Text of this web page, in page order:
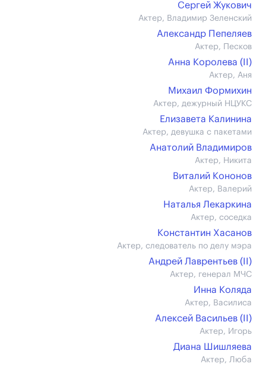
Сергей Жукович
Актер, Владимир Зеленский
Александр Пепеляев
Актер, Песков
Анна Королева (II)
Актер, Аня
Михаил Формихин
Актер, дежурный НЦУКС
Елизавета Калинина
Актер, девушка с пакетами
Анатолий Владимиров
Актер, Никита
Виталий Кононов
Актер, Валерий
Наталья Лекаркина
Актер, соседка
Константин Хасанов
Актер, следователь по делу мэра
Андрей Лаврентьев (II)
Актер, генерал МЧС
Инна Коляда
Актер, Василиса
Алексей Васильев (II)
Актер, Игорь
Диана Шишляева
Актер, Люба